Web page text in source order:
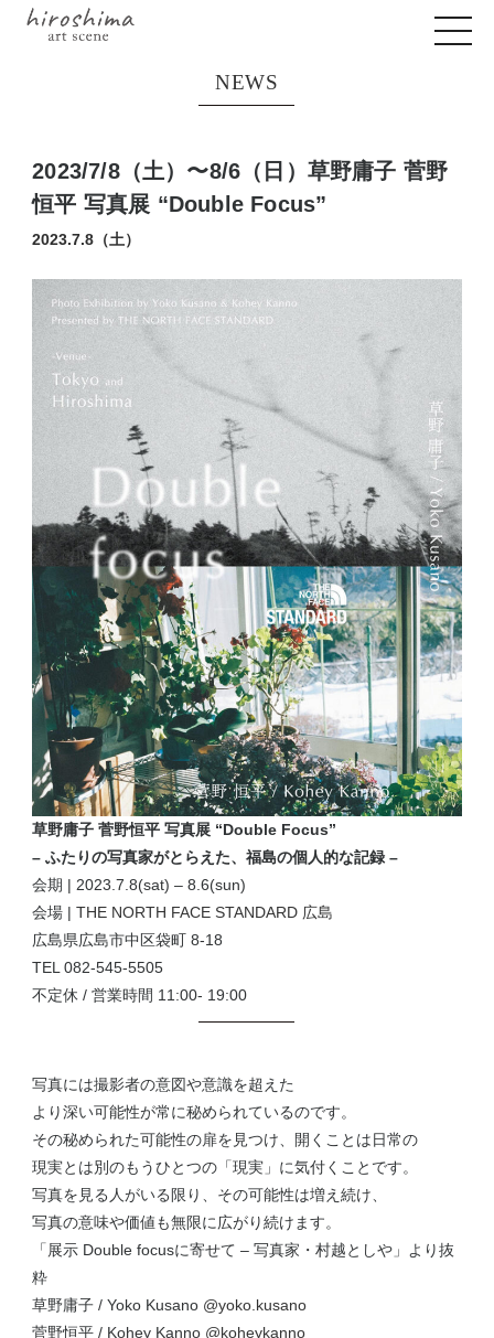
NEWS
2023/7/8（土）〜8/6（日）草野庸子 菅野
恒平 写真展 “Double Focus”
2023.7.8（土）
草野庸子 菅野恒平 写真展 “Double Focus”
– ふたりの写真家がとらえた、福島の個人的な記録 –
会期 | 2023.7.8(sat) – 8.6(sun)
会場 |THE NORTH FACE STANDARD 広島
広島県広島市中区袋町 8-18
TEL 082-545-5505
不定休 / 営業時間 11:00- 19:00
写真には撮影者の意図や意識を超えた
より深い可能性が常に秘められているのです。
その秘められた可能性の扉を見つけ、開くことは日常の
現実とは別のもうひとつの「現実」に気付くことです。
写真を見る人がいる限り、その可能性は増え続け、
写真の意味や価値も無限に広がり続けます。
「展示 Double focusに寄せて – 写真家・村越としや」より抜
粋
草野庸子 / Yoko Kusano @yoko.kusano
菅野恒平 / Kohey Kanno @koheykanno